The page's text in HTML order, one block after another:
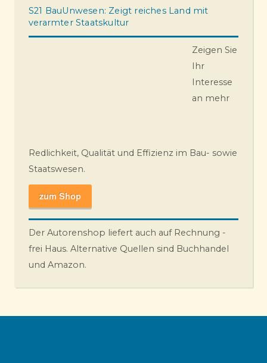
S21 BauUnwesen: Zeigt reiches Land mit
verarmter Staatskultur
Zeigen Sie
Ihr
Interesse
an mehr
Redlichkeit, Qualität und Effizienz im Bau- sowie
Staatswesen.
zum Shop
Der Autorenshop liefert auch auf Rechnung -
frei Haus. Alternative Quellen sind Buchhandel
und Amazon.